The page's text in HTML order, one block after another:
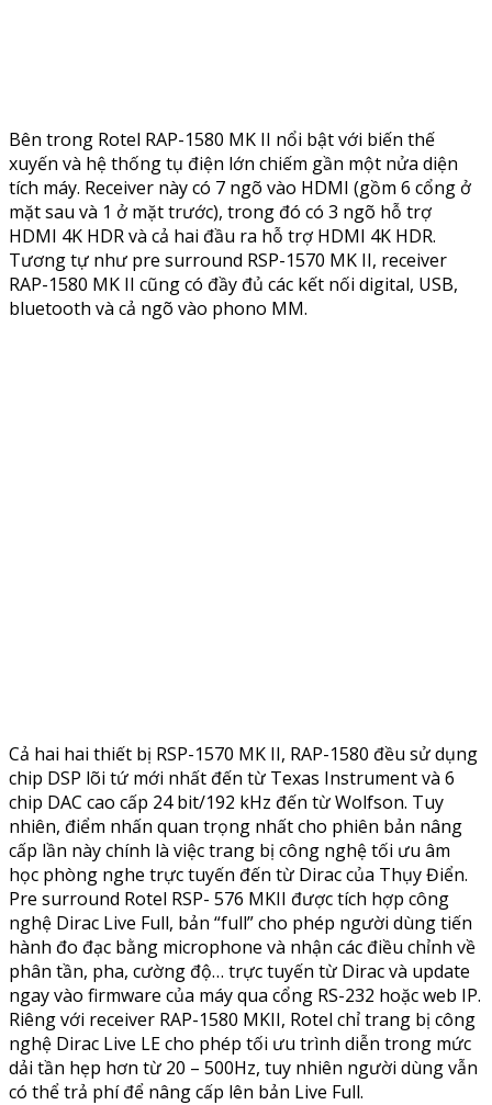
Bên trong Rotel RAP-1580 MK II nổi bật với biến thế
xuyến và hệ thống tụ điện lớn chiếm gần một nửa diện
tích máy. Receiver này có 7 ngõ vào HDMI (gồm 6 cổng ở
mặt sau và 1 ở mặt trước), trong đó có 3 ngõ hỗ trợ
HDMI 4K HDR và cả hai đầu ra hỗ trợ HDMI 4K HDR.
Tương tự như pre surround RSP-1570 MK II, receiver
RAP-1580 MK II cũng có đầy đủ các kết nối digital, USB,
bluetooth và cả ngõ vào phono MM.
Cả hai hai thiết bị RSP-1570 MK II, RAP-1580 đều sử dụng
chip DSP lõi tứ mới nhất đến từ Texas Instrument và 6
chip DAC cao cấp 24 bit/192 kHz đến từ Wolfson. Tuy
nhiên, điểm nhấn quan trọng nhất cho phiên bản nâng
cấp lần này chính là việc trang bị công nghệ tối ưu âm
học phòng nghe trực tuyến đến từ Dirac của Thụy Điển.
Pre surround Rotel RSP- 576 MKII được tích hợp công
nghệ Dirac Live Full, bản “full” cho phép người dùng tiến
hành đo đạc bằng microphone và nhận các điều chỉnh về
phân tần, pha, cường độ… trực tuyến từ Dirac và update
ngay vào firmware của máy qua cổng RS-232 hoặc web IP.
Riêng với receiver RAP-1580 MKII, Rotel chỉ trang bị công
nghệ Dirac Live LE cho phép tối ưu trình diễn trong mức
dải tần hẹp hơn từ 20 – 500Hz, tuy nhiên người dùng vẫn
có thể trả phí để nâng cấp lên bản Live Full.